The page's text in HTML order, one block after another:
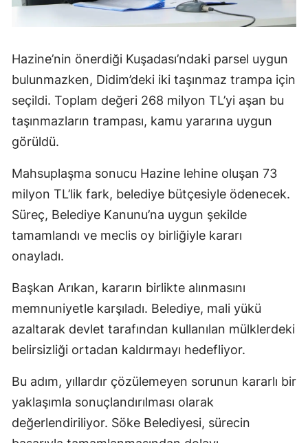
Hazine’nin önerdiği Kuşadası’ndaki parsel uygun
bulunmazken, Didim’deki iki taşınmaz trampa için
seçildi. Toplam değeri 268 milyon TL’yi aşan bu
taşınmazların trampası, kamu yararına uygun
görüldü.
Mahsuplaşma sonucu Hazine lehine oluşan 73
milyon TL’lik fark, belediye bütçesiyle ödenecek.
Süreç, Belediye Kanunu’na uygun şekilde
tamamlandı ve meclis oy birliğiyle kararı
onayladı.
Başkan Arıkan, kararın birlikte alınmasını
memnuniyetle karşıladı. Belediye, mali yükü
azaltarak devlet tarafından kullanılan mülklerdeki
belirsizliği ortadan kaldırmayı hedefliyor.
Bu adım, yıllardır çözülemeyen sorunun kararlı bir
yaklaşımla sonuçlandırılması olarak
değerlendiriliyor. Söke Belediyesi, sürecin